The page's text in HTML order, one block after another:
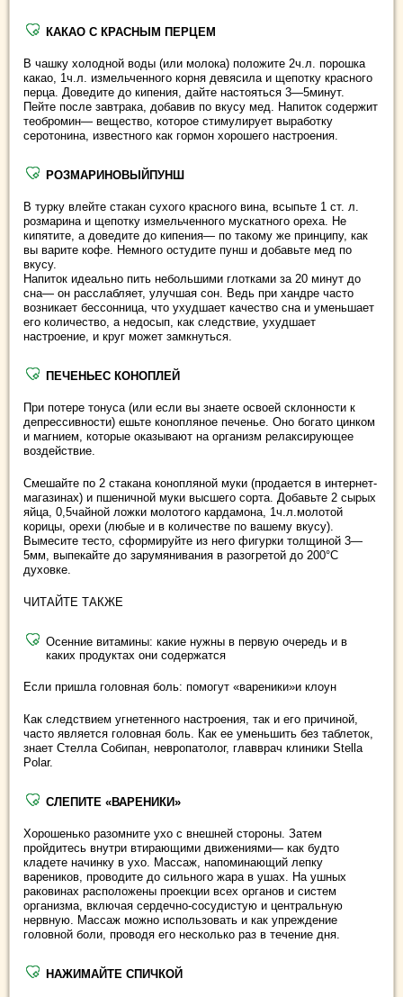
КАКАО С КРАСНЫМ ПЕРЦЕМ
В чашку холодной воды (или молока) положите 2ч.л. порошка
какао, 1ч.л. измельченного корня девясила и щепотку красного
перца. Доведите до кипения, дайте настояться 3—5минут.
Пейте после завтрака, добавив по вкусу мед. Напиток содержит
теобромин— вещество, которое стимулирует выработку
серотонина, известного как гормон хорошего настроения.
РОЗМАРИНОВЫЙПУНШ
В турку влейте стакан сухого красного вина, всыпьте 1 ст. л.
розмарина и щепотку измельченного мускатного ореха. Не
кипятите, а доведите до кипения— по такому же принципу, как
вы варите кофе. Немного остудите пунш и добавьте мед по
вкусу.
Напиток идеально пить небольшими глотками за 20 минут до
сна— он расслабляет, улучшая сон. Ведь при хандре часто
возникает бессонница, что ухудшает качество сна и уменьшает
его количество, а недосып, как следствие, ухудшает
настроение, и круг может замкнуться.
ПЕЧЕНЬЕС КОНОПЛЕЙ
При потере тонуса (или если вы знаете освоей склонности к
депрессивности) ешьте конопляное печенье. Оно богато цинком
и магнием, которые оказывают на организм релаксирующее
воздействие.
Смешайте по 2 стакана конопляной муки (продается в интернет-
магазинах) и пшеничной муки высшего сорта. Добавьте 2 сырых
яйца, 0,5чайной ложки молотого кардамона, 1ч.л.молотой
корицы, орехи (любые и в количестве по вашему вкусу).
Вымесите тесто, сформируйте из него фигурки толщиной 3—
5мм, выпекайте до зарумянивания в разогретой до 200°С
духовке.
ЧИТАЙТЕ ТАКЖЕ
Осенние витамины: какие нужны в первую очередь и в
каких продуктах они содержатся
Если пришла головная боль: помогут «вареники»и клоун
Как следствием угнетенного настроения, так и его причиной,
часто является головная боль. Как ее уменьшить без таблеток,
знает Стелла Собипан, невропатолог, главврач клиники Stella
Polar.
СЛЕПИТЕ «ВАРЕНИКИ»
Хорошенько разомните ухо с внешней стороны. Затем
пройдитесь внутри втирающими движениями— как будто
кладете начинку в ухо. Массаж, напоминающий лепку
вареников, проводите до сильного жара в ушах. На ушных
раковинах расположены проекции всех органов и систем
организма, включая сердечно-сосудистую и центральную
нервную. Массаж можно использовать и как упреждение
головной боли, проводя его несколько раз в течение дня.
НАЖИМАЙТЕ СПИЧКОЙ